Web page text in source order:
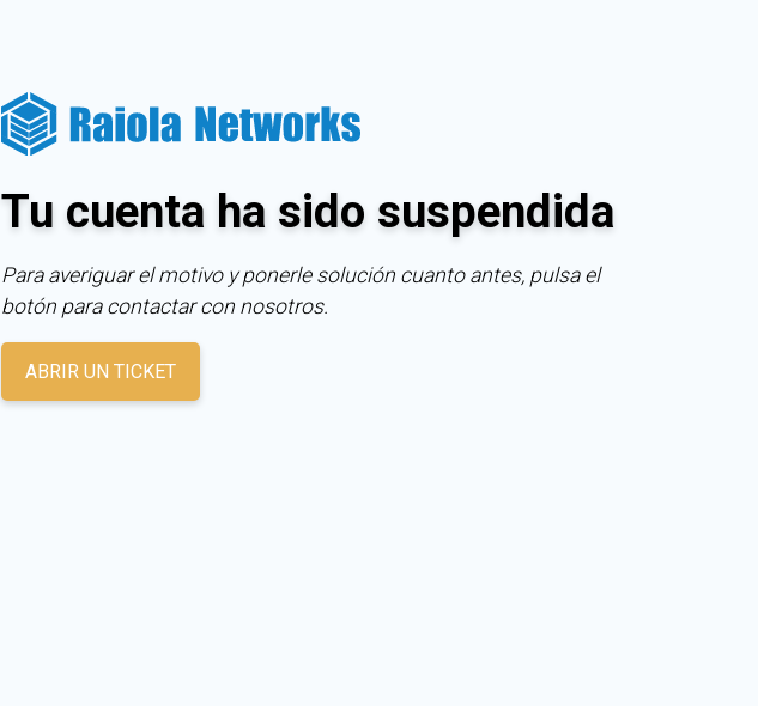
Tu cuenta ha sido suspendida
Para averiguar el motivo y ponerle solución cuanto antes, pulsa el
botón para contactar con nosotros.
ABRIR UN TICKET